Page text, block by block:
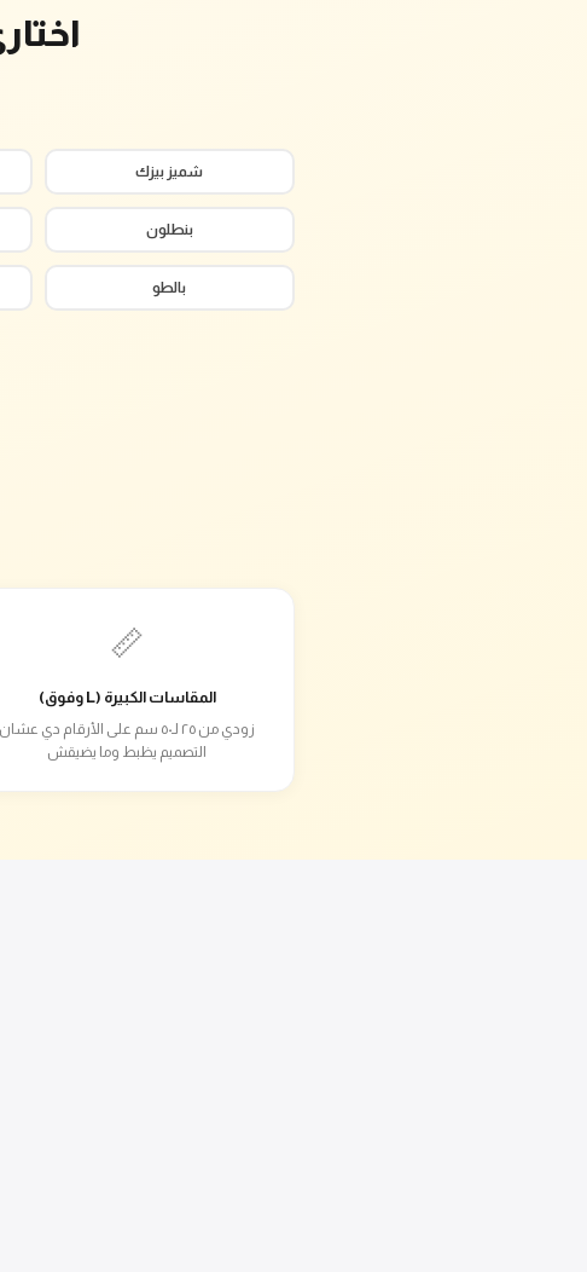
شميز بيزك
بنطلون
بالطو
📏
المقاسات الكبيرة (L وفوق)
زودي من ٢٥ لـ٥٠ سم على الأرقام دي عشان
التصميم يظبط وما يضيقش